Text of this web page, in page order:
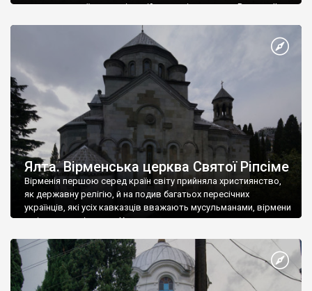
диктувати свої умови візантійському імператору Василю ІІ, та
Херсонесі Володимир-язичник, став Василем-християнином.
А потім було Хрещення Русі. На честь Херсонесу Таврійського
Ялта. Вірменська церква Святої Ріпсіме
Вірменія першою серед країн світу прийняла християнство,
як державну релігію, й на подив багатьох пересічних
українців, які усіх кавказців вважають мусульманами, вірмени
є відданими вірянами Христа